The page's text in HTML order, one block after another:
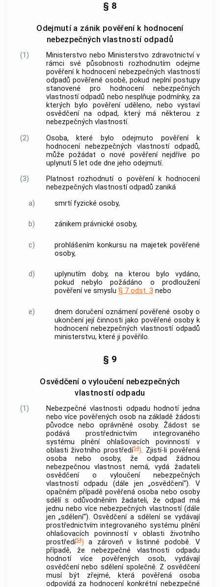
§ 8
Odejmutí a zánik pověření k hodnocení
nebezpečných vlastností odpadů
(1)
Ministerstvo nebo Ministerstvo zdravotnictví v
rámci své působnosti rozhodnutím odejme
pověření k hodnocení nebezpečných vlastností
odpadů pověřené osobě, pokud neplní postupy
stanovené pro hodnocení nebezpečných
vlastností odpadů nebo nesplňuje podmínky, za
kterých bylo pověření uděleno, nebo vystaví
osvědčení na odpad, který má některou z
nebezpečných vlastností.
(2)
Osoba, které bylo odejmuto pověření k
hodnocení nebezpečných vlastností odpadů,
může požádat o nové pověření nejdříve po
uplynutí 5 let ode dne jeho odejmutí.
(3)
Platnost rozhodnutí o pověření k hodnocení
nebezpečných vlastností odpadů zaniká
a)
smrtí fyzické osoby,
b) zánikem právnické osoby,
c)
prohlášením konkursu na majetek pověřené
osoby,
d)
uplynutím doby, na kterou bylo vydáno,
pokud nebylo požádáno o prodloužení
pověření ve smyslu § 7 odst. 3 nebo
e)
dnem doručení oznámení pověřené osoby o
ukončení její činnosti jako pověřené osoby k
hodnocení nebezpečných vlastností odpadů
ministerstvu, které ji pověřilo.
§ 9
Osvědčení o vyloučení nebezpečných
vlastností odpadu
(1)
Nebezpečné vlastnosti odpadu hodnotí jedna
nebo více pověřených osob na základě žádosti
původce nebo oprávněné osoby. Žádost se
podává prostřednictvím integrovaného
systému plnění ohlašovacích povinností v
oblasti životního prostředí54). Zjistí-li pověřená
osoba nebo osoby, že odpad žádnou
nebezpečnou vlastnost nemá, vydá žadateli
osvědčení o vyloučení nebezpečných
vlastností odpadu (dále jen „osvědčení“). V
opačném případě pověřená osoba nebo osoby
sdělí s odůvodněním žadateli, že odpad má
jednu nebo více nebezpečných vlastností (dále
jen „sdělení“). Osvědčení a sdělení se vydávají
prostřednictvím integrovaného systému plnění
ohlašovacích povinností v oblasti životního
prostředí54) a zároveň v listinné podobě. V
případě, že nebezpečné vlastnosti odpadu
hodnotí více pověřených osob, vydávají
osvědčení nebo sdělení společně. Z osvědčení
musí být zřejmé, která pověřená osoba
odpovídá za hodnocení konkrétní nebezpečné